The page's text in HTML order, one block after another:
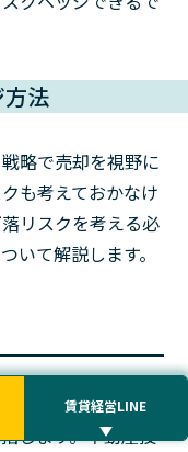
法
略で売却を視野に
も考えておかなけ
リスクを考える必
いて解説します。
よりも下落するこ
します。不動産投
賃貸経営LINE